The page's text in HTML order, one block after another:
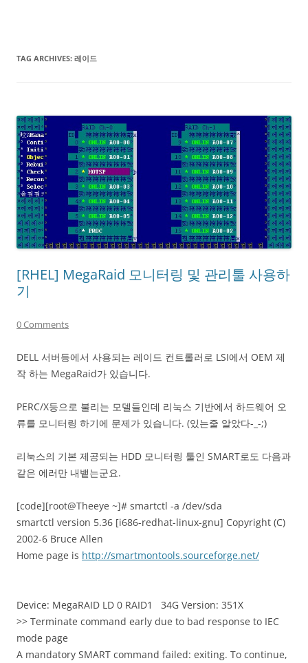
TAG ARCHIVES: 레이드
[RHEL] MegaRaid 모니터링 및 관리툴 사용하
기
0 Comments
DELL 서버등에서 사용되는 레이드 컨트롤러로 LSI에서 OEM 제
작 하는 MegaRaid가 있습니다.
PERC/X등으로 불리는 모델들인데 리눅스 기반에서 하드웨어 오
류를 모니터링 하기에 문제가 있습니다. (있는줄 알았다-_-;)
리눅스의 기본 제공되는 HDD 모니터링 툴인 SMART로도 다음과
같은 에러만 내뱉는군요.
[code][root@Theeye ~]# smartctl -a /dev/sda
smartctl version 5.36 [i686-redhat-linux-gnu] Copyright (C)
2002-6 Bruce Allen
Home page is http://smartmontools.sourceforge.net/
Device: MegaRAID LD 0 RAID1 34G Version: 351X
>> Terminate command early due to bad response to IEC
mode page
A mandatory SMART command failed: exiting. To continue,